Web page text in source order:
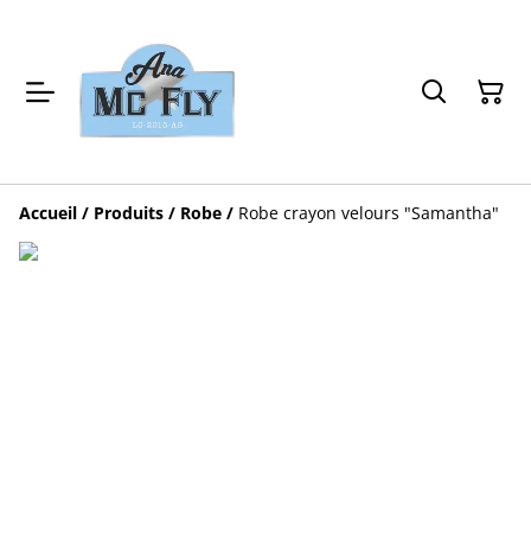
Accueil / Produits / Robe / Robe crayon velours "Samantha"